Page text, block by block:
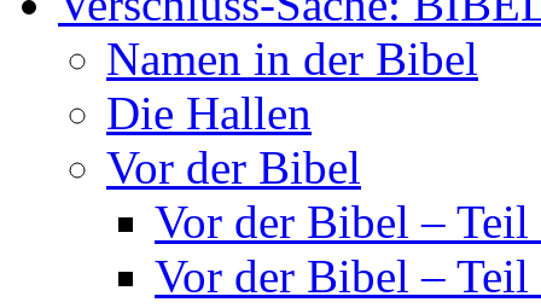
Namen in der Bibel
Die Hallen
Vor der Bibel
Vor der Bibel – Teil
Vor der Bibel – Teil